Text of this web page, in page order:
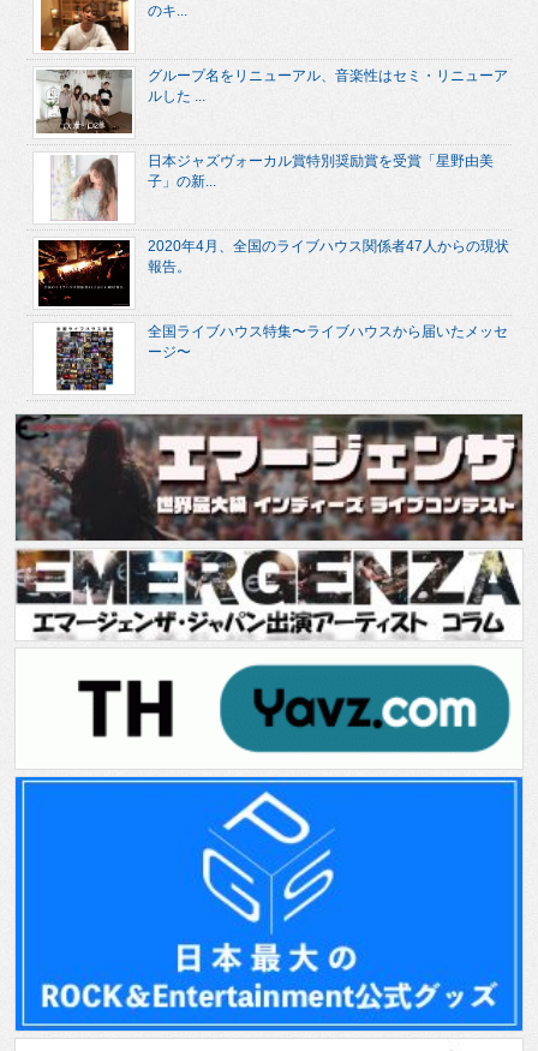
のキ...
グループ名をリニューアル、音楽性はセミ・リニューア
ルした ...
日本ジャズヴォーカル賞特別奨励賞を受賞「星野由美
子」の新...
2020年4月、全国のライブハウス関係者47人からの現状
報告。
全国ライブハウス特集〜ライブハウスから届いたメッセ
ージ〜